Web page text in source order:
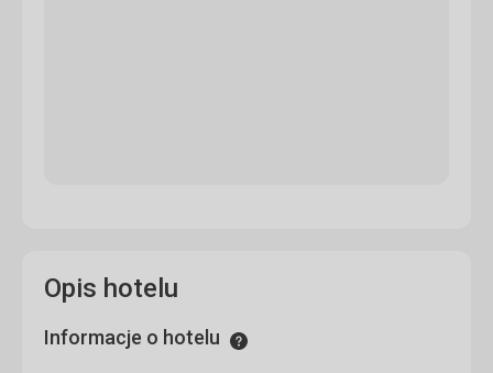
Opis hotelu
Informacje o hotelu Informacje